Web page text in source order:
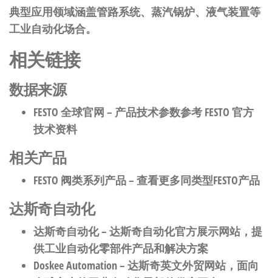
典型应用领域涵盖管路系统、蒸汽锅炉、液气装置等
工业自动化场合。
相关链接
数据来源
FESTO 全球官网 – 产品技术参数参考 FESTO 官方
技术资料
相关产品
FESTO 阀类系列产品– 查看更多同类型FESTO产品
达斯奇自动化
达斯奇自动化– 达斯奇自动化官方展示网站，提
供工业自动化零部件产品和解决方案
Doskee Automation– 达斯奇英文外贸网站，面向